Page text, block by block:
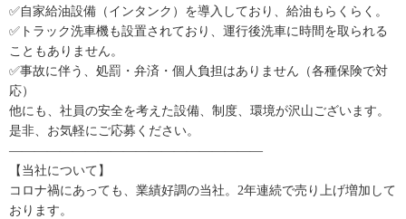
✅自家給油設備（インタンク）を導入しており、給油もらくらく。
✅トラック洗車機も設置されており、運行後洗車に時間を取られる
こともありません。
✅事故に伴う、処罰・弁済・個人負担はありません（各種保険で対
応）
他にも、社員の安全を考えた設備、制度、環境が沢山ございます。
是非、お気軽にご応募ください。
――――――――――――――――――――
【当社について】
コロナ禍にあっても、業績好調の当社。2年連続で売り上げ増加して
おります。